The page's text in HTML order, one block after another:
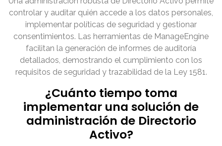
controlar y auditar quién accede a los datos personales,
implementar políticas de seguridad y gestionar
consentimientos. Las herramientas de ManageEngine
facilitan la generación de informes de auditoría
detallados, demostrando el cumplimiento con los
requisitos de seguridad y trazabilidad de la Ley 1581.
¿Cuánto tiempo toma
implementar una solución de
administración de Directorio
Activo?